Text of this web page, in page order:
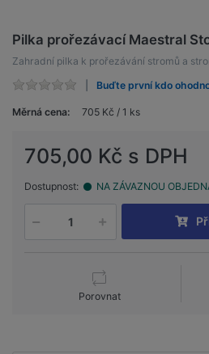
Pilka prořezávací Maestral
Zahradní pilka k prořezávání stromů a
Buďte první kdo
Měrná cena: 705 Kč / 1 ks
705,00 Kč s DPH
Dostupnost: NA ZÁVAZNOU
Porovnat